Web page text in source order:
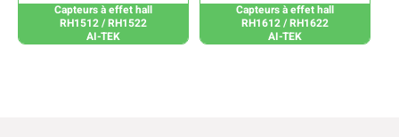
Capteurs à effet hall
RH1512 / RH1522
AI-TEK
Capteurs à effet hall
RH1612 / RH1622
AI-TEK